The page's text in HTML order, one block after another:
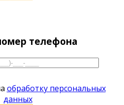
телефона
обработку персональных
данных